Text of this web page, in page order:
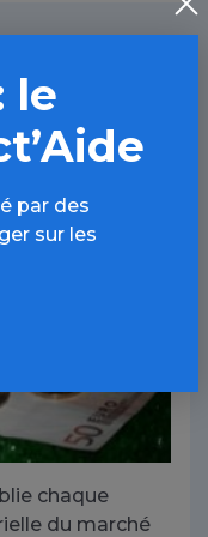
les
trimestre
chaque
du marché
le
par des
sur les